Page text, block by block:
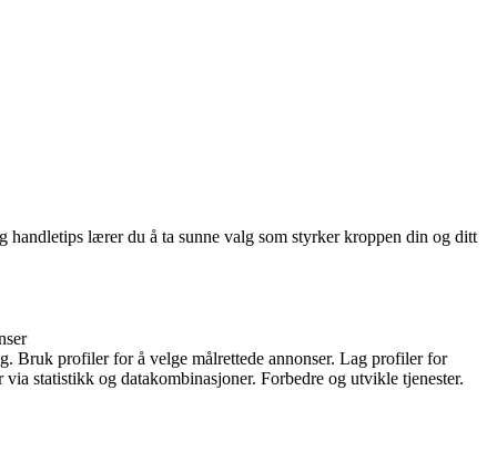
handletips lærer du å ta sunne valg som styrker kroppen din og ditt
Bruk profiler for å velge målrettede annonser. Lag profiler for
statistikk og datakombinasjoner. Forbedre og utvikle tjenester.